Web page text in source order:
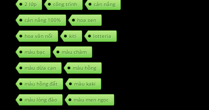
2 lớp công trình cản nắng
cản nắng 100% hoa sen
hoa văn nổi kiti lotteria
màu bạc màu chàm
màu dừa cạn màu hồng
màu hồng đất màu kaki
màu lòng đào màu men ngọc